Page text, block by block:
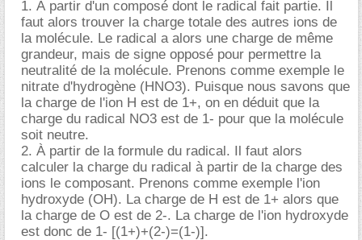
1. À partir d'un composé dont le radical fait partie. Il
faut alors trouver la charge totale des autres ions de
la molécule. Le radical a alors une charge de même
grandeur, mais de signe opposé pour permettre la
neutralité de la molécule. Prenons comme exemple le
nitrate d'hydrogène (HNO3). Puisque nous savons que
la charge de l'ion H est de 1+, on en déduit que la
charge du radical NO3 est de 1- pour que la molécule
soit neutre.
2. À partir de la formule du radical. Il faut alors
calculer la charge du radical à partir de la charge des
ions le composant. Prenons comme exemple l'ion
hydroxyde (OH). La charge de H est de 1+ alors que
la charge de O est de 2-. La charge de l'ion hydroxyde
est donc de 1- [(1+)+(2-)=(1-)].